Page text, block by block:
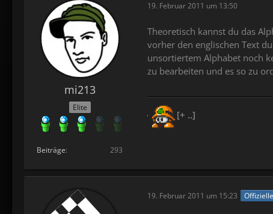
mi213
Elite
Beiträge 293
19. Februar 2011 um 13:50
Theoretisch kannst du das
vorher den englischen Text
unsortiertem Alphabet noch
zu bearbeiten und es so zu
[+ ..]
19. Februar 2011 um 15:23